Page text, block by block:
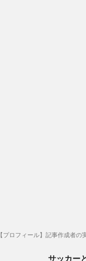
【プロフィール】記事作成者
サッカー